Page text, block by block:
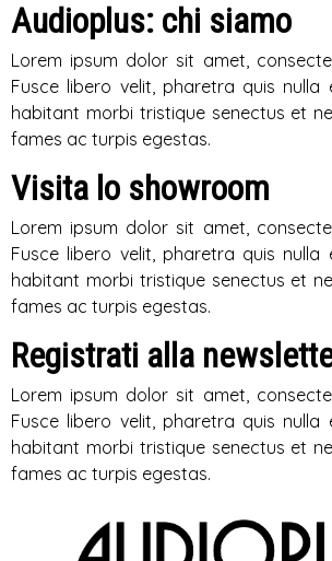
Audioplus: chi siamo
Lorem ipsum dolor sit amet,
Fusce libero velit, pharetra quis nulla
habitant morbi tristique senectus et
fames ac turpis egestas.
Visita lo showroom
Lorem ipsum dolor sit amet,
Fusce libero velit, pharetra quis nulla
habitant morbi tristique senectus et
fames ac turpis egestas.
Registrati alla
Lorem ipsum dolor sit amet,
Fusce libero velit, pharetra quis nulla
habitant morbi tristique senectus et
fames ac turpis egestas.